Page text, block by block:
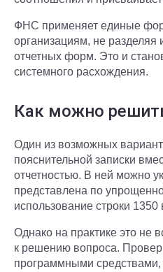
ФНС применяет единые
организациям, не разделяя
отчетных форм. Это и
системного расхождения.
Как можно
Один из возможных
пояснительной записки
отчетностью. В ней можно
представлена по
использование строки 1350
Однако на практике это не
к решению вопроса.
программными